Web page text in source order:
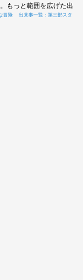
もっと範囲を広げた出
冒険
出来事一覧：第三部スタ